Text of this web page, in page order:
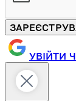
УВІЙТИ